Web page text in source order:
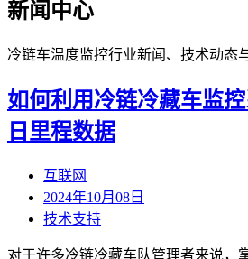
新闻 中心
冷链车温度监控行业新闻、技术动态
如何利用冷链冷藏车监
日里程数据
互联网
2024年10月08日
技术支持
对于许多冷链冷藏车队管理者来说，